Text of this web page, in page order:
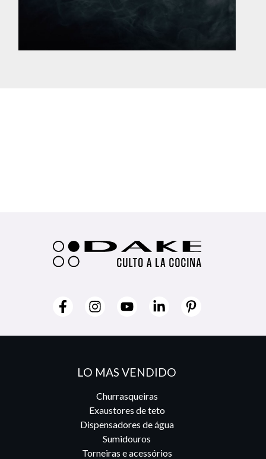
LO MAS VENDIDO
Churrasqueiras
Exaustores de teto
Dispensadores de água
Sumidouros
Torneiras e acessórios